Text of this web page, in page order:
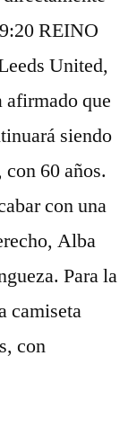
REINO
United,
que
siendo
60 años.
con una
Alba
Para la
camiseta
con